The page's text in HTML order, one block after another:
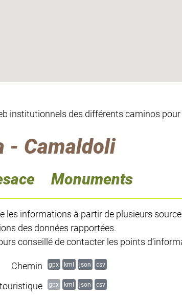
institutionnels des différents caminos
- Camaldoli
Monuments
informations à partir de plusieurs
des données rapportées.
conseillé de contacter les points
Chemin gpx kml json csv
gpx kml json csv